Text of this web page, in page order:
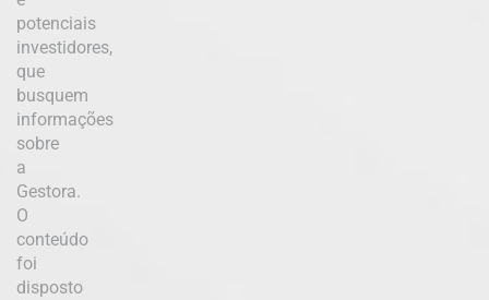
potenciais
investidores,
que
busquem
informações
sobre
a
Gestora.
O
conteúdo
foi
disposto